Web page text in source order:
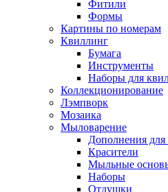
Фитили
Формы
Картины по номерам
Квиллинг
Бумага
Инструменты
Наборы для
Коллекционирование
Лэмпворк
Мозаика
Мыловарение
Дополнения
Красители
Мыльные
Наборы
Отдушки